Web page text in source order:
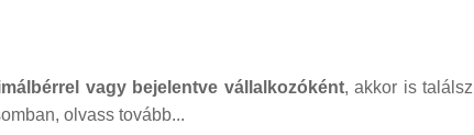
vagy bejelentve vállalkozóként, akkor is találsz
olvass tovább...